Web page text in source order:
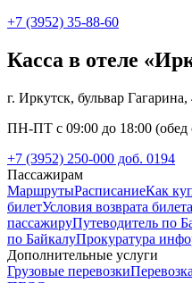
+7 (3952) 35-88-60
Касса в отеле
г. Иркутск, бульвар
ПН-ПТ с 09:00 до 18:00 (обед
+7 (3952) 250-000 доб. 0194
Пассажирам
МаршрутыРасписаниеКак
билетУсловия возврата билета
пассажируПутеводитель по
по БайкалуПрокуратура
Дополнительные услуги
Грузовые перевозки